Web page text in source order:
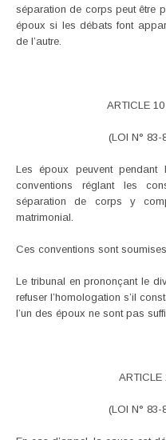
séparation de corps peut être
époux si les débats font
de l’autre.
ARTICLE
(LOI N° 83-
Les époux peuvent pendant
conventions réglant les
séparation de corps y
matrimonial.
Ces conventions sont
Le tribunal en prononçant le
refuser l’homologation s’il
l’un des époux ne sont pas
ARTICLE
(LOI N° 83-